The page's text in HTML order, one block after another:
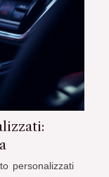
personalizzati